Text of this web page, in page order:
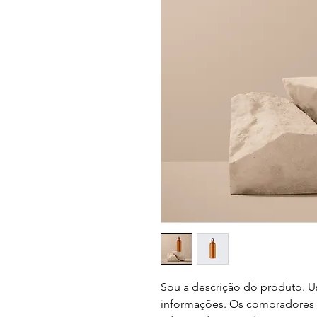
Sou a descrição do produto.
informações. Os